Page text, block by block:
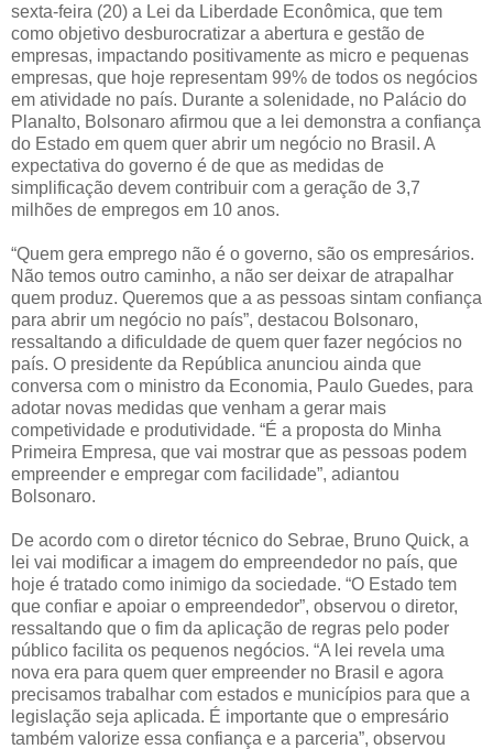
sexta-feira (20) a Lei da Liberdade Econômica, que tem
como objetivo desburocratizar a abertura e gestão de
empresas, impactando positivamente as micro e pequenas
empresas, que hoje representam 99% de todos os negócios
em atividade no país. Durante a solenidade, no Palácio do
Planalto, Bolsonaro afirmou que a lei demonstra a confiança
do Estado em quem quer abrir um negócio no Brasil. A
expectativa do governo é de que as medidas de
simplificação devem contribuir com a geração de 3,7
milhões de empregos em 10 anos.
“Quem gera emprego não é o governo, são os empresários.
Não temos outro caminho, a não ser deixar de atrapalhar
quem produz. Queremos que a as pessoas sintam confiança
para abrir um negócio no país”, destacou Bolsonaro,
ressaltando a dificuldade de quem quer fazer negócios no
país. O presidente da República anunciou ainda que
conversa com o ministro da Economia, Paulo Guedes, para
adotar novas medidas que venham a gerar mais
competividade e produtividade. “É a proposta do Minha
Primeira Empresa, que vai mostrar que as pessoas podem
empreender e empregar com facilidade”, adiantou
Bolsonaro.
De acordo com o diretor técnico do Sebrae, Bruno Quick, a
lei vai modificar a imagem do empreendedor no país, que
hoje é tratado como inimigo da sociedade. “O Estado tem
que confiar e apoiar o empreendedor”, observou o diretor,
ressaltando que o fim da aplicação de regras pelo poder
público facilita os pequenos negócios. “A lei revela uma
nova era para quem quer empreender no Brasil e agora
precisamos trabalhar com estados e municípios para que a
legislação seja aplicada. É importante que o empresário
também valorize essa confiança e a parceria”, observou